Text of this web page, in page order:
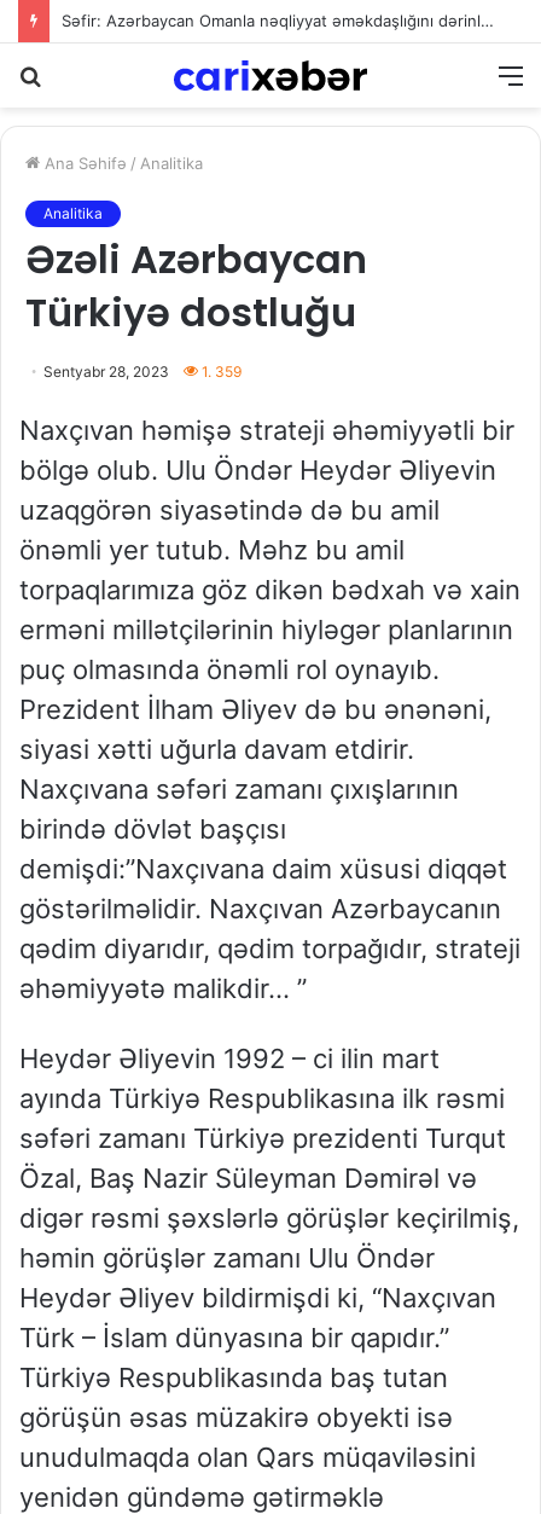
Səfir: Azərbaycan Omanla nəqliyyat əməkdaşlığını dərinləşdirməyə hazırdır
Ana Səhifə / Analitika
Analitika
Əzəli Azərbaycan
Türkiyə dostluğu
Sentyabr 28, 2023 1. 359
Naxçıvan həmişə strateji əhəmiyyətli bir
bölgə olub. Ulu Öndər Heydər Əliyevin
uzaqgörən siyasətində də bu amil
önəmli yer tutub. Məhz bu amil
torpaqlarımıza göz dikən bədxah və xain
erməni millətçilərinin hiyləgər planlarının
puç olmasında önəmli rol oynayıb.
Prezident İlham Əliyev də bu ənənəni,
siyasi xətti uğurla davam etdirir.
Naxçıvana səfəri zamanı çıxışlarının
birində dövlət başçısı
demişdi:”Naxçıvana daim xüsusi diqqət
göstərilməlidir. Naxçıvan Azərbaycanın
qədim diyarıdır, qədim torpağıdır, strateji
əhəmiyyətə malikdir… ”
Heydər Əliyevin 1992 – ci ilin mart
ayında Türkiyə Respublikasına ilk rəsmi
səfəri zamanı Türkiyə prezidenti Turqut
Özal, Baş Nazir Süleyman Dəmirəl və
digər rəsmi şəxslərlə görüşlər keçirilmiş,
həmin görüşlər zamanı Ulu Öndər
Heydər Əliyev bildirmişdi ki, “Naxçıvan
Türk – İslam dünyasına bir qapıdır.”
Türkiyə Respublikasında baş tutan
görüşün əsas müzakirə obyekti isə
unudulmaqda olan Qars müqaviləsini
yenidən gündəmə gətirməklə